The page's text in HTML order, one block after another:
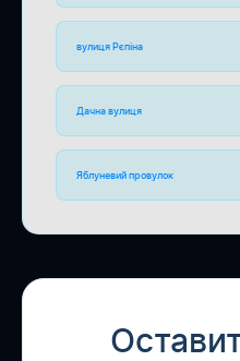
вулиця Рєпіна
Дачна вулиця
Яблуневий провулок